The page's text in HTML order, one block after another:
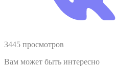
3445 просмотров
Вам может быть интересно